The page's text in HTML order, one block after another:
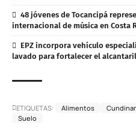
48 jóvenes de Tocancipá
internacional de música en Costa
EPZ incorpora vehículo
lavado para fortalecer el
ETIQUETAS: Alimentos
Suelo